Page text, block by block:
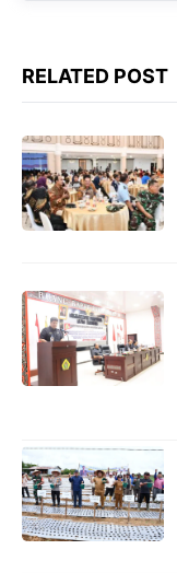
r
RELATED POST